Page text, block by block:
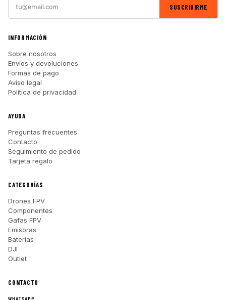
SUSCRIBIRME
INFORMACIÓN
Sobre nosotros
Envíos y devoluciones
Formas de pago
Aviso legal
Política de privacidad
AYUDA
Preguntas frecuentes
Contacto
Seguimiento de pedido
Tarjeta regalo
CATEGORÍAS
Drones FPV
Componentes
Gafas FPV
Emisoras
Baterías
DJI
Outlet
CONTACTO
WHATSAPP